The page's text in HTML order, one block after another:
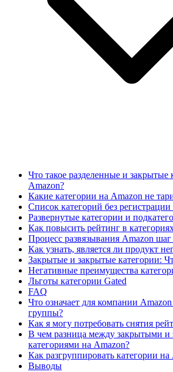
Что такое разделенные и закрытые
Amazon?
Какие категории на Amazon не
Список категорий без
Развернутые категории и
Как повысить рейтинг в
Процесс развязывания Amazon
Как узнать, является ли продукт
Закрытые и закрытые категории:
Негативные преимущества
Льготы категории Gated
FAQ
Что означает для компании Amazon
группы?
Как я могу потребовать снятия
В чем разница между закрытыми и
категориями на Amazon?
Как разгруппировать категории на
Выводы